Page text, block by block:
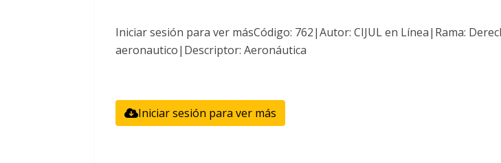
Iniciar sesión para ver másCódigo: 762|Autor: CIJUL en Línea|Rama:
aeronautico|Descriptor: Aeronáutica
Iniciar sesión para ver más